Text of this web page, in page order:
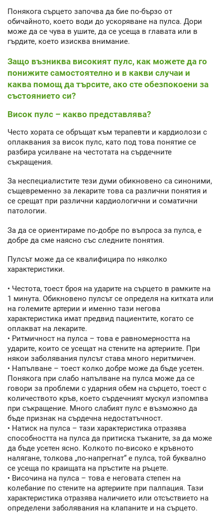
Понякога сърцето започва да бие по-бързо от
обичайното, което води до ускоряване на пулса. Дори
може да се чува в ушите, да се усеща в главата или в
гърдите, което изисква внимание.
Защо възниква високият пулс, как можете да го
понижите самостоятелно и в какви случаи и
каква помощ да търсите, ако сте обезпокоени за
състоянието си?
Висок пулс – какво представлява?
Често хората се обръщат към терапевти и кардиолози с
оплаквания за висок пулс, като под това понятие се
разбира усилване на честотата на сърдечните
съкращения.
За неспециалистите тези думи обикновено са синоними,
същевременно за лекарите това са различни понятия и
се срещат при различни кардиологични и соматични
патологии.
За да се ориентираме по-добре по въпроса за пулса, е
добре да сме наясно със следните понятия.
Пулсът може да се квалифицира по няколко
характеристики.
• Честота, тоест броя на ударите на сърцето в рамките на
1 минута. Обикновено пулсът се определя на китката или
на големите артерии и именно тази негова
характеристика имат предвид пациентите, когато се
оплакват на лекарите.
• Ритмичност на пулса – това е равномерността на
ударите, които се усещат на стените на артериите. При
някои заболявания пулсът става много неритмичен.
• Напълване – тоест колко добре може да бъде усетен.
Понякога при слабо напълване на пулса може да се
говори за проблеми с ударния обем на сърцето, тоест с
количеството кръв, което сърдечният мускул изпомпва
при съкращение. Много слабият пулс е възможно да
бъде признак на сърдечна недостатъчност.
• Натиск на пулса – тази характеристика отразява
способността на пулса да притиска тъканите, за да може
да бъде усетен ясно. Колкото по-високо е кръвното
налягане, толкова „по-напрегнат“ е пулса, той буквално
се усеща по краищата на пръстите на ръцете.
• Височина на пулса – това е неговата степен на
колебание по стените на артериите при палпация. Тази
характеристика отразява наличието или отсъствието на
определени заболявания на клапаните и на сърцето.